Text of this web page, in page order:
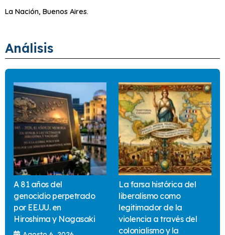
La Nación, Buenos Aires.
Análisis
A 81 años del
genocidio perpetrado
por EE.UU. en
Hiroshima y Nagasaki
La farsa histórica del
liberalismo como
legitimador de la
violencia a través del
colonialismo y la